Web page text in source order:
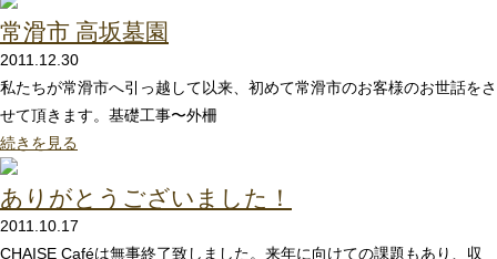
常滑市 高坂墓園
2011.12.30
私たちが常滑市へ引っ越して以来、初めて常滑市のお客様のお世話をさ
せて頂きます。基礎工事〜外柵
続きを見る
ありがとうございました！
2011.10.17
CHAISE Caféは無事終了致しました。来年に向けての課題もあり、収